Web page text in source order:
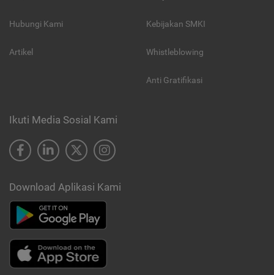
Hubungi Kami
Artikel
Kebijakan SMKI
Whistleblowing
Anti Gratifikasi
Ikuti Media Sosial Kami
Download Aplikasi Kami